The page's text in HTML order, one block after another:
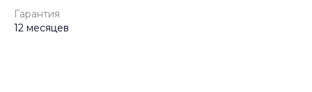
Гарантия
12 месяцев